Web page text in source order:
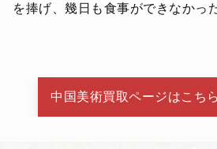
を捧げ、幾日も食事ができなかっ
中国美術買取ページはこちら